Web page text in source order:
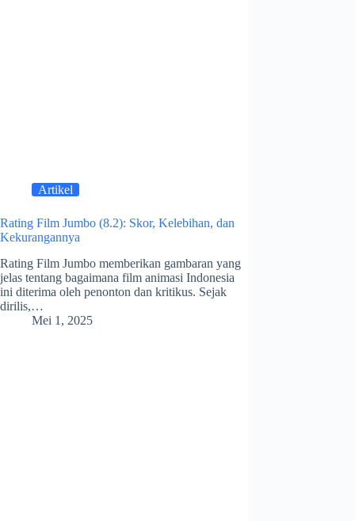
Artikel
Rating Film Jumbo (8.2): Skor, Kelebihan, dan
Kekurangannya
Rating Film Jumbo memberikan gambaran yang
jelas tentang bagaimana film animasi Indonesia
ini diterima oleh penonton dan kritikus. Sejak
dirilis,…
Mei 1, 2025